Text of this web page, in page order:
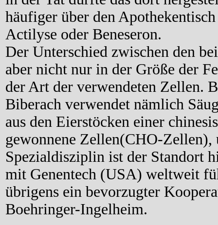
häufiger über den
Actilyse oder Beneseron.
Der Unterschied zwischen den
aber nicht nur in der Größe der
der Art der verwendeten Zellen.
Biberach verwendet nämlich
aus den Eierstöcken einer
gewonnene Zellen(CHO-Zellen),
Spezialdisziplin ist der Standort
mit Genentech (USA) weltweit
übrigens ein bevorzugter
Boehringer-Ingelheim.